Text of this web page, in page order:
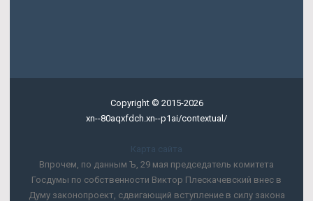
Copyright © 2015-2026
xn--80aqxfdch.xn--p1ai/contextual/
Карта сайта
Впрочем, по данным Ъ, 29 мая председатель комитета
Госдумы по собственности Виктор Плескачевский внес в
Думу законопроект, сдвигающий вступление в силу закона